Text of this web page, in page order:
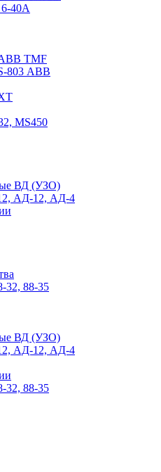
40А
TMF
803 АВВ
MS450
ВД (УЗО)
АД-12, АД-4
32, 88-35
ВД (УЗО)
АД-12, АД-4
32, 88-35